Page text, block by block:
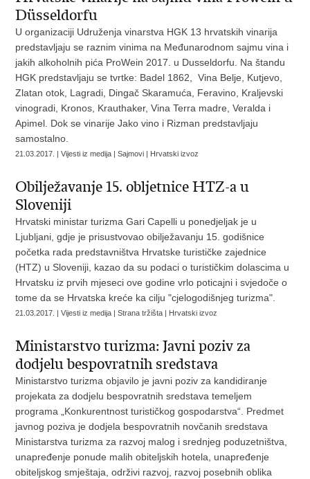
Düsseldorfu
U organizaciji Udruženja vinarstva HGK 13 hrvatskih vinarija
predstavljaju se raznim vinima na Međunarodnom sajmu vina i
jakih alkoholnih pića ProWein 2017. u Dusseldorfu. Na štandu
HGK predstavljaju se tvrtke: Badel 1862, Vina Belje, Kutjevo,
Zlatan otok, Lagradi, Dingač Skaramuća, Feravino, Kraljevski
vinogradi, Kronos, Krauthaker, Vina Terra madre, Veralda i
Apimel. Dok se vinarije Jako vino i Rizman predstavljaju
samostalno.
21.03.2017. | Vijesti iz medija | Sajmovi | Hrvatski izvoz
Obilježavanje 15. obljetnice HTZ-a u
Sloveniji
Hrvatski ministar turizma Gari Capelli u ponedjeljak je u
Ljubljani, gdje je prisustvovao obilježavanju 15. godišnice
početka rada predstavništva Hrvatske turističke zajednice
(HTZ) u Sloveniji, kazao da su podaci o turističkim dolascima u
Hrvatsku iz prvih mjeseci ove godine vrlo poticajni i svjedoče o
tome da se Hrvatska kreće ka cilju "cjelogodišnjeg turizma".
21.03.2017. | Vijesti iz medija | Strana tržišta | Hrvatski izvoz
Ministarstvo turizma: Javni poziv za
dodjelu bespovratnih sredstava
Ministarstvo turizma objavilo je javni poziv za kandidiranje
projekata za dodjelu bespovratnih sredstava temeljem
programa „Konkurentnost turističkog gospodarstva“. Predmet
javnog poziva je dodjela bespovratnih novčanih sredstava
Ministarstva turizma za razvoj malog i srednjeg poduzetništva,
unapređenje ponude malih obiteljskih hotela, unapređenje
obiteljskog smještaja, održivi razvoj, razvoj posebnih oblika